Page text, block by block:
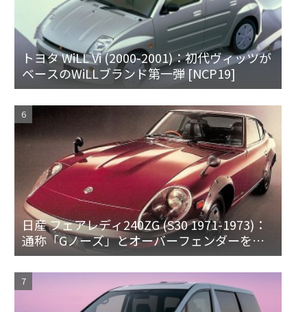
トヨタ WiLL Vi (2000-2001)：初代ヴィッツが
ベースのWiLLブランド第一弾 [NCP19]
日産 フェアレディ240ZG (S30 1971-1973)：
通称「Gノーズ」とオーバーフェンダーを装
備した特別なZ